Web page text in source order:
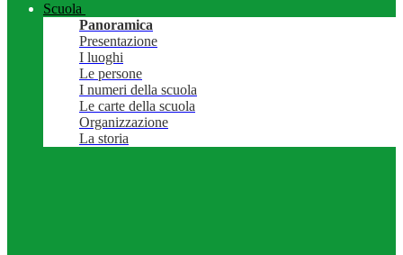
Scuola
Panoramica
Presentazione
I luoghi
Le persone
I numeri della scuola
Le carte della scuola
Organizzazione
La storia